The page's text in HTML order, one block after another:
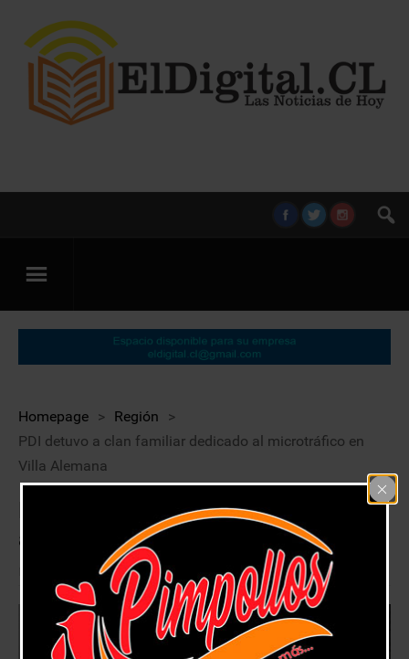
Homepage > Región
>
PDI detuvo a clan familiar dedicado al microtráfico en
Villa Alemana
PDI detuvo a clan familiar dedicado
al microtráfico en Villa Alemana
Región